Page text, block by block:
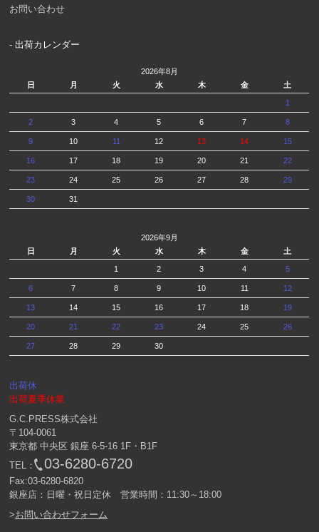
お問い合わせ
- 出荷カレンダー
2026年8月
日
月 火 水 木 金 土
1
2 3 4 5 6 7 8
9 10 11 12 13 14 15
16 17 18 19 20 21 22
23 24 25 26 27 28 29
30 31
2026年9月
日
月 火 水 木 金 土
1 2 3 4 5
6 7 8 9 10 11 12
13 14 15 16 17 18 19
20 21 22 23 24 25 26
27 28 29 30
出荷休
出荷夏季休業
G.C.PRESS株式会社
〒104-0061
東京都 中央区 銀座 6-5-16 1F・B1F
TEL：
03-6280-6720
Fax:03-6280-6820
銀座店：日曜・祝日定休 営業時間：11:30～18:00
>お問い合わせフォーム